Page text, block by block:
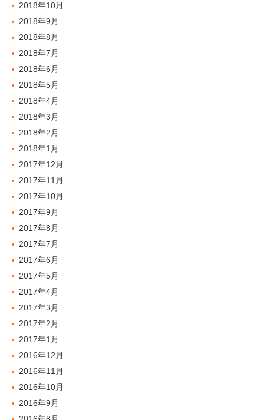
2018年10月
2018年9月
2018年8月
2018年7月
2018年6月
2018年5月
2018年4月
2018年3月
2018年2月
2018年1月
2017年12月
2017年11月
2017年10月
2017年9月
2017年8月
2017年7月
2017年6月
2017年5月
2017年4月
2017年3月
2017年2月
2017年1月
2016年12月
2016年11月
2016年10月
2016年9月